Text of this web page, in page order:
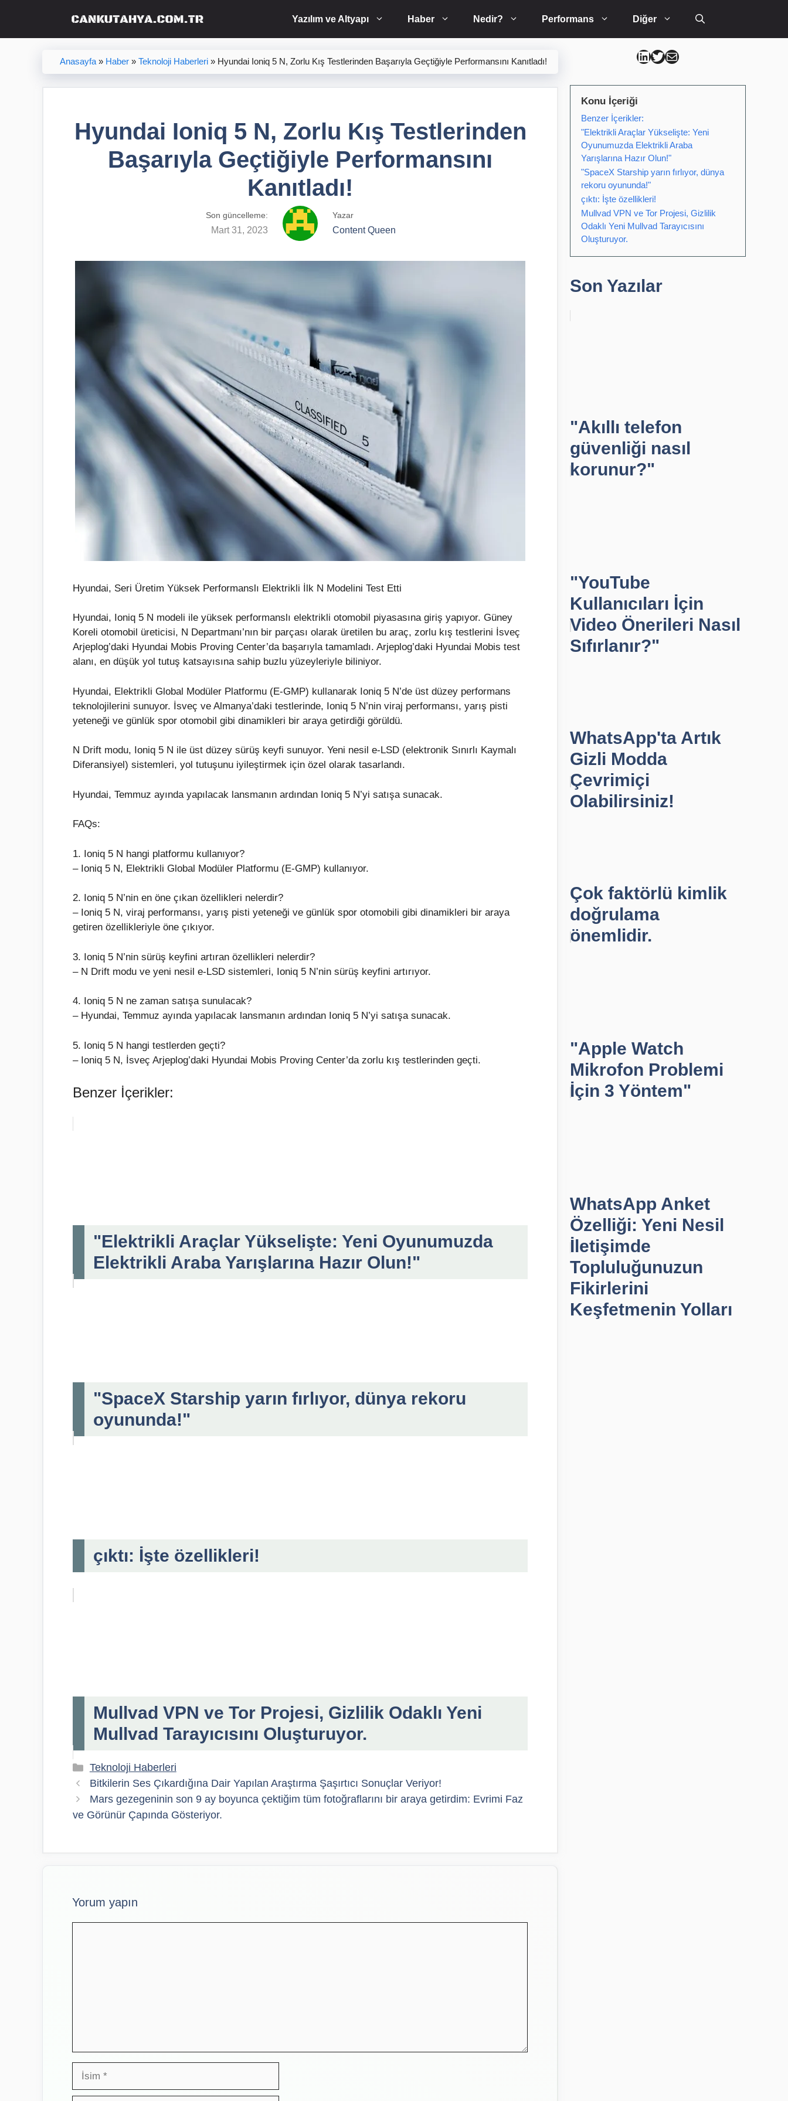
Yazılım ve Altyapı Haber Nedir? Performans Diğer
Anasayfa» Haber» Teknoloji Haberleri» Hyundai Ioniq 5 N, Zorlu Kış Testlerinden Başarıyla Geçtiğiyle Performansını Kanıtladı!
Hyundai Ioniq 5 N, Zorlu Kış Testlerinden
Başarıyla Geçtiğiyle Performansını
Kanıtladı!
Son güncelleme:
Mart 31, 2023
Yazar
Content Queen
Hyundai, Seri Üretim Yüksek Performanslı Elektrikli İlk N Modelini Test Etti
Hyundai, Ioniq 5 N modeli ile yüksek performanslı elektrikli otomobil piyasasına giriş yapıyor. Güney
Koreli otomobil üreticisi, N Departmanı’nın bir parçası olarak üretilen bu araç, zorlu kış testlerini İsveç
Arjeplog’daki Hyundai Mobis Proving Center’da başarıyla tamamladı. Arjeplog’daki Hyundai Mobis test
alanı, en düşük yol tutuş katsayısına sahip buzlu yüzeyleriyle biliniyor.
Hyundai, Elektrikli Global Modüler Platformu (E-GMP) kullanarak Ioniq 5 N’de üst düzey performans
teknolojilerini sunuyor. İsveç ve Almanya’daki testlerinde, Ioniq 5 N’nin viraj performansı, yarış pisti
yeteneği ve günlük spor otomobil gibi dinamikleri bir araya getirdiği görüldü.
N Drift modu, Ioniq 5 N ile üst düzey sürüş keyfi sunuyor. Yeni nesil e-LSD (elektronik Sınırlı Kaymalı
Diferansiyel) sistemleri, yol tutuşunu iyileştirmek için özel olarak tasarlandı.
Hyundai, Temmuz ayında yapılacak lansmanın ardından Ioniq 5 N’yi satışa sunacak.
FAQs:
1. Ioniq 5 N hangi platformu kullanıyor?
– Ioniq 5 N, Elektrikli Global Modüler Platformu (E-GMP) kullanıyor.
2. Ioniq 5 N’nin en öne çıkan özellikleri nelerdir?
– Ioniq 5 N, viraj performansı, yarış pisti yeteneği ve günlük spor otomobili gibi dinamikleri bir araya
getiren özellikleriyle öne çıkıyor.
3. Ioniq 5 N’nin sürüş keyfini artıran özellikleri nelerdir?
– N Drift modu ve yeni nesil e-LSD sistemleri, Ioniq 5 N’nin sürüş keyfini artırıyor.
4. Ioniq 5 N ne zaman satışa sunulacak?
– Hyundai, Temmuz ayında yapılacak lansmanın ardından Ioniq 5 N’yi satışa sunacak.
5. Ioniq 5 N hangi testlerden geçti?
– Ioniq 5 N, İsveç Arjeplog’daki Hyundai Mobis Proving Center’da zorlu kış testlerinden geçti.
Benzer İçerikler:
"Elektrikli Araçlar Yükselişte: Yeni Oyunumuzda
Elektrikli Araba Yarışlarına Hazır Olun!"
"SpaceX Starship yarın fırlıyor, dünya rekoru
oyununda!"
çıktı: İşte özellikleri!
Mullvad VPN ve Tor Projesi, Gizlilik Odaklı Yeni
Mullvad Tarayıcısını Oluşturuyor.
Kategoriler
Teknoloji Haberleri
Bitkilerin Ses Çıkardığına Dair Yapılan Araştırma Şaşırtıcı Sonuçlar Veriyor!
Mars gezegeninin son 9 ay boyunca çektiğim tüm fotoğraflarını bir araya getirdim: Evrimi Faz
ve Görünür Çapında Gösteriyor.
Yorum yapın
İsim
Can Kütahya Linkedin
Can Kütahya Twitter
Can Kütahya Mail
Konu İçeriği
Benzer İçerikler:
"Elektrikli Araçlar Yükselişte: Yeni
Oyunumuzda Elektrikli Araba
Yarışlarına Hazır Olun!"
"SpaceX Starship yarın fırlıyor, dünya
rekoru oyununda!"
çıktı: İşte özellikleri!
Mullvad VPN ve Tor Projesi, Gizlilik
Odaklı Yeni Mullvad Tarayıcısını
Oluşturuyor.
Son Yazılar
"Akıllı telefon
güvenliği nasıl
korunur?"
"YouTube
Kullanıcıları İçin
Video Önerileri Nasıl
Sıfırlanır?"
WhatsApp'ta Artık
Gizli Modda
Çevrimiçi
Olabilirsiniz!
Çok faktörlü kimlik
doğrulama
önemlidir.
"Apple Watch
Mikrofon Problemi
İçin 3 Yöntem"
WhatsApp Anket
Özelliği: Yeni Nesil
İletişimde
Topluluğunuzun
Fikirlerini
Keşfetmenin Yolları